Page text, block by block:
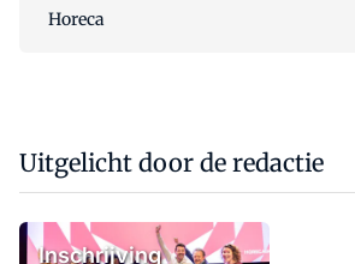
Horeca
Uitgelicht door de redactie
Inschrijving